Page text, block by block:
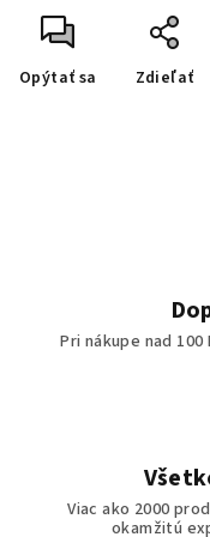
Opýtať sa Zdieľať
Pri nákupe nad
Viac ako 2000
okamžitú